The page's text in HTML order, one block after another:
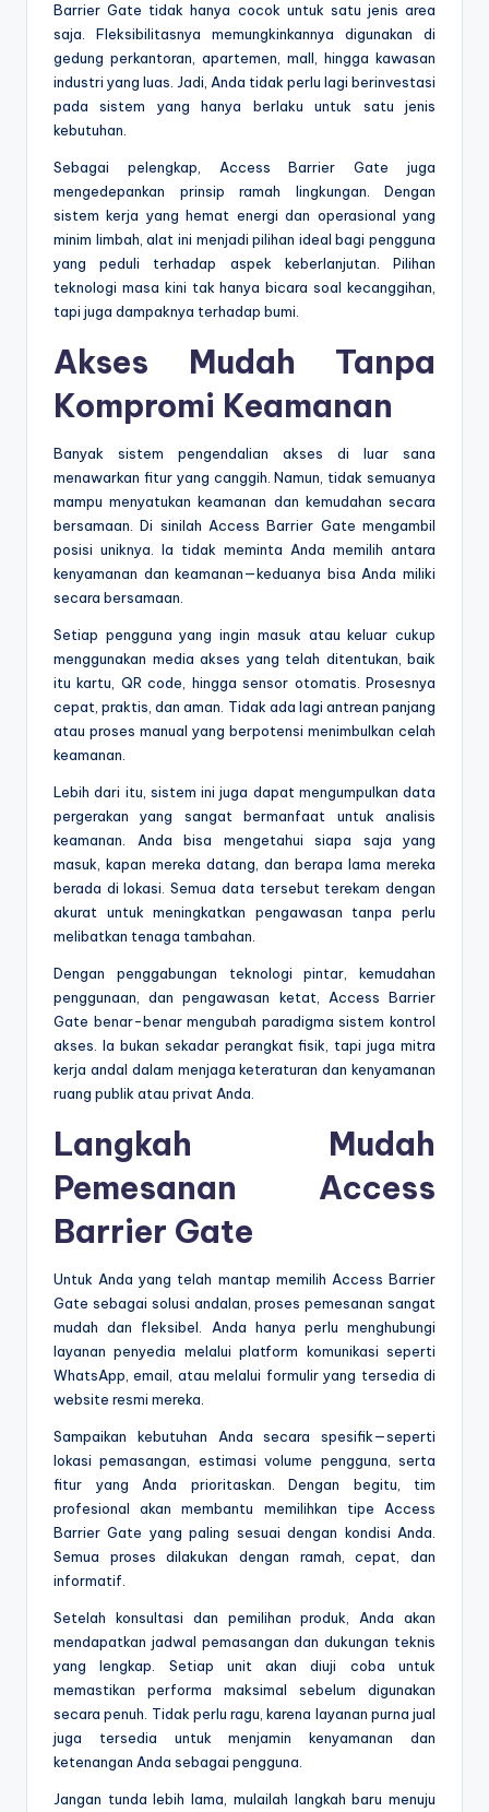
Barrier Gate tidak hanya cocok untuk satu jenis area
saja. Fleksibilitasnya memungkinkannya digunakan di
gedung perkantoran, apartemen, mall, hingga kawasan
industri yang luas. Jadi, Anda tidak perlu lagi berinvestasi
pada sistem yang hanya berlaku untuk satu jenis
kebutuhan.
Sebagai pelengkap, Access Barrier Gate juga
mengedepankan prinsip ramah lingkungan. Dengan
sistem kerja yang hemat energi dan operasional yang
minim limbah, alat ini menjadi pilihan ideal bagi pengguna
yang peduli terhadap aspek keberlanjutan. Pilihan
teknologi masa kini tak hanya bicara soal kecanggihan,
tapi juga dampaknya terhadap bumi.
Akses Mudah Tanpa
Kompromi Keamanan
Banyak sistem pengendalian akses di luar sana
menawarkan fitur yang canggih. Namun, tidak semuanya
mampu menyatukan keamanan dan kemudahan secara
bersamaan. Di sinilah Access Barrier Gate mengambil
posisi uniknya. Ia tidak meminta Anda memilih antara
kenyamanan dan keamanan—keduanya bisa Anda miliki
secara bersamaan.
Setiap pengguna yang ingin masuk atau keluar cukup
menggunakan media akses yang telah ditentukan, baik
itu kartu, QR code, hingga sensor otomatis. Prosesnya
cepat, praktis, dan aman. Tidak ada lagi antrean panjang
atau proses manual yang berpotensi menimbulkan celah
keamanan.
Lebih dari itu, sistem ini juga dapat mengumpulkan data
pergerakan yang sangat bermanfaat untuk analisis
keamanan. Anda bisa mengetahui siapa saja yang
masuk, kapan mereka datang, dan berapa lama mereka
berada di lokasi. Semua data tersebut terekam dengan
akurat untuk meningkatkan pengawasan tanpa perlu
melibatkan tenaga tambahan.
Dengan penggabungan teknologi pintar, kemudahan
penggunaan, dan pengawasan ketat, Access Barrier
Gate benar-benar mengubah paradigma sistem kontrol
akses. Ia bukan sekadar perangkat fisik, tapi juga mitra
kerja andal dalam menjaga keteraturan dan kenyamanan
ruang publik atau privat Anda.
Langkah Mudah
Pemesanan Access
Barrier Gate
Untuk Anda yang telah mantap memilih Access Barrier
Gate sebagai solusi andalan, proses pemesanan sangat
mudah dan fleksibel. Anda hanya perlu menghubungi
layanan penyedia melalui platform komunikasi seperti
WhatsApp, email, atau melalui formulir yang tersedia di
website resmi mereka.
Sampaikan kebutuhan Anda secara spesifik—seperti
lokasi pemasangan, estimasi volume pengguna, serta
fitur yang Anda prioritaskan. Dengan begitu, tim
profesional akan membantu memilihkan tipe Access
Barrier Gate yang paling sesuai dengan kondisi Anda.
Semua proses dilakukan dengan ramah, cepat, dan
informatif.
Setelah konsultasi dan pemilihan produk, Anda akan
mendapatkan jadwal pemasangan dan dukungan teknis
yang lengkap. Setiap unit akan diuji coba untuk
memastikan performa maksimal sebelum digunakan
secara penuh. Tidak perlu ragu, karena layanan purna jual
juga tersedia untuk menjamin kenyamanan dan
ketenangan Anda sebagai pengguna.
Jangan tunda lebih lama, mulailah langkah baru menuju